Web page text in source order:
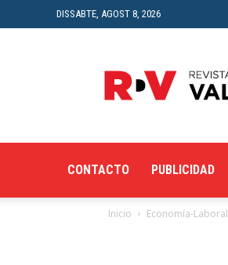
DISSABTE, AGOST 8, 2026
Digital
del
CONTACTO PUBLICIDAD
Inicio Economía-Laboral